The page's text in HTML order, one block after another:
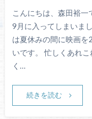
こんにちは、森田裕一
9月に入ってしまいま
は夏休みの間に映画を
いです。 忙しくあれ
く…
続きを読む